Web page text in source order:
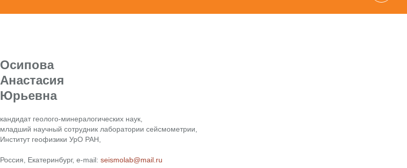
Осипова
Анастасия
Юрьевна
кандидат геолого-минералогических наук,
младший научный сотрудник лаборатории сейсмометрии,
Институт геофизики УрО РАН,
Россия, Екатеринбург, e-mail: seismolab@mail.ru